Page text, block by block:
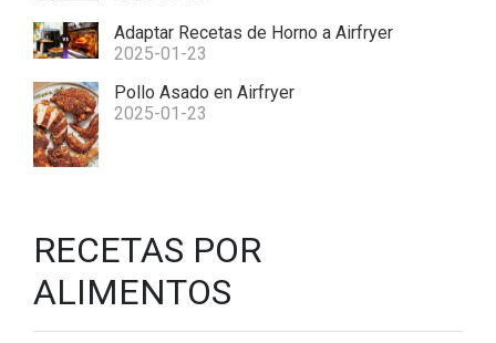
Adaptar Recetas de Horno a Airfryer
2025-01-23
Pollo Asado en Airfryer
2025-01-23
RECETAS POR
ALIMENTOS